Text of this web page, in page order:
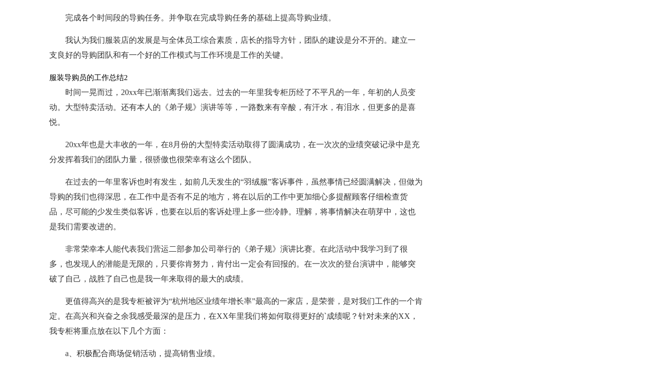
完成各个时间段的导购任务。并争取在完成导购任务的基础上提高导购业绩。
我认为我们服装店的发展是与全体员工综合素质，店长的指导方针，团队的建设是分不开的。建立一
支良好的导购团队和有一个好的工作模式与工作环境是工作的关键。
服装导购员的工作总结2
时间一晃而过，20xx年已渐渐离我们远去。过去的一年里我专柜历经了不平凡的一年，年初的人员变
动。大型特卖活动。还有本人的《弟子规》演讲等等，一路数来有辛酸，有汗水，有泪水，但更多的是喜
悦。
20xx年也是大丰收的一年，在8月份的大型特卖活动取得了圆满成功，在一次次的业绩突破记录中是充
分发挥着我们的团队力量，很骄傲也很荣幸有这么个团队。
在过去的一年里客诉也时有发生，如前几天发生的“羽绒服”客诉事件，虽然事情已经圆满解决，但做为
导购的我们也得深思，在工作中是否有不足的地方，将在以后的工作中更加细心多提醒顾客仔细检查货
品，尽可能的少发生类似客诉，也要在以后的客诉处理上多一些冷静。理解，将事情解决在萌芽中，这也
是我们需要改进的。
非常荣幸本人能代表我们营运二部参加公司举行的《弟子规》演讲比赛。在此活动中我学习到了很
多，也发现人的潜能是无限的，只要你肯努力，肯付出一定会有回报的。在一次次的登台演讲中，能够突
破了自己，战胜了自己也是我一年来取得的最大的成绩。
更值得高兴的是我专柜被评为“杭州地区业绩年增长率”最高的一家店，是荣誉，是对我们工作的一个肯
定。在高兴和兴奋之余我感受最深的是压力，在XX年里我们将如何取得更好的`成绩呢？针对未来的XX，
我专柜将重点放在以下几个方面：
a、积极配合商场促销活动，提高销售业绩。